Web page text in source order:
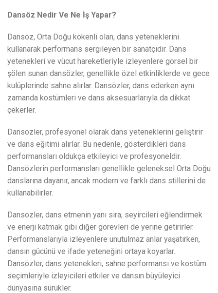
Dansöz Nedir Ve Ne İş Yapar?
Dansöz, Orta Doğu kökenli olan, dans yeteneklerini
kullanarak performans sergileyen bir sanatçıdır. Dans
yetenekleri ve vücut hareketleriyle izleyenlere görsel bir
şölen sunan dansözler, genellikle özel etkinliklerde ve gece
kulüplerinde sahne alırlar. Dansözler, dans ederken aynı
zamanda kostümleri ve dans aksesuarlarıyla da dikkat
çekerler.
Dansözler, profesyonel olarak dans yeteneklerini geliştirir
ve dans eğitimi alırlar. Bu nedenle, gösterdikleri dans
performansları oldukça etkileyici ve profesyoneldir.
Dansözlerin performansları genellikle geleneksel Orta Doğu
danslarına dayanır, ancak modern ve farklı dans stillerini de
kullanabilirler.
Dansözler, dans etmenin yanı sıra, seyircileri eğlendirmek
ve enerji katmak gibi diğer görevleri de yerine getirirler.
Performanslarıyla izleyenlere unutulmaz anlar yaşatırken,
dansın gücünü ve ifade yeteneğini ortaya koyarlar.
Dansözler, dans yetenekleri, sahne performansı ve kostüm
seçimleriyle izleyicileri etkiler ve dansın büyüleyici
dünyasına sürükler.